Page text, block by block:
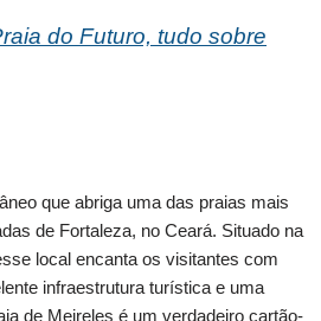
do Futuro, tudo sobre
que abriga uma das praias mais
de Fortaleza, no Ceará. Situado na
local encanta os visitantes com
infraestrutura turística e uma
de Meireles é um verdadeiro cartão-